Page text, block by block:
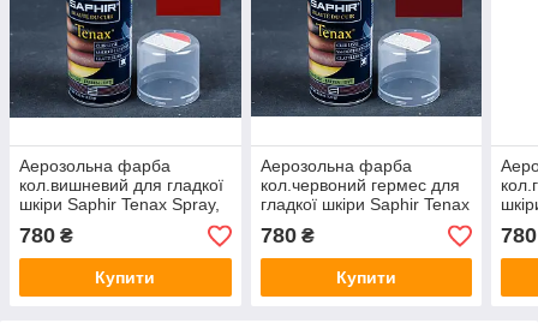
Аерозольна фарба
кол.вишневий для гладкої
шкіри Saphir Tenax Spray,
150 мл (0823)(89)
780 ₴
Купити
Аерозольна фарба
кол.червоний гермес для
гладкої шкіри Saphir Tenax
Spray, 150 мл,(0823)(12)
780₴
Купити
150
780